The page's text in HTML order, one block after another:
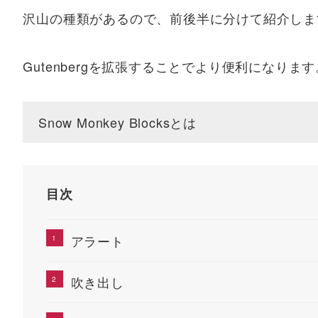
沢山の種類があるので、前後半に分けて紹介し
Gutenbergを拡張することでより便利になりま
Snow Monkey Blocksとは
目次
アラート
吹き出し